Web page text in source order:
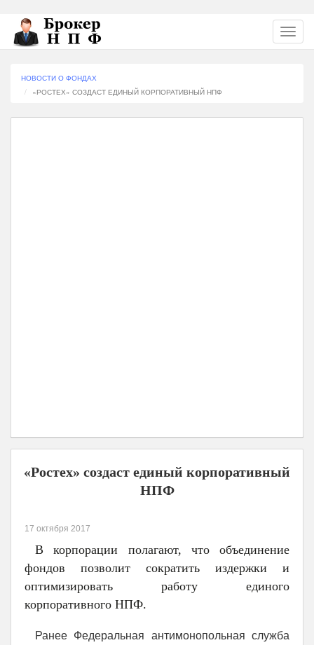
Перейти
основному
НОВОСТИ О ФОНДАХ
«РОСТЕХ» СОЗДАСТ ЕДИНЫЙ КОРПОРАТИВНЫЙ НПФ
«Ростех» создаст единый корпоративный
НПФ
17 октября 2017
В корпорации полагают, что объединение
фондов позволит сократить издержки и
оптимизировать работу единого
корпоративного НПФ.
Ранее Федеральная антимонопольная служба